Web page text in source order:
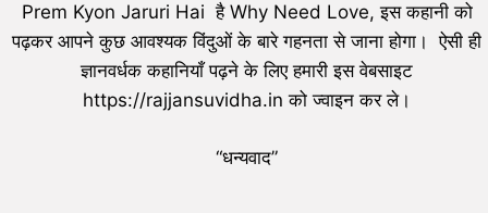
Prem Kyon Jaruri Hai है Why Need Love, इस कहानी को
पढ़कर आपने कुछ आवश्यक विंदुओं के बारे गहनता से जाना होगा। ऐसी ही
ज्ञानवर्धक कहानियाँ पढ़ने के लिए हमारी इस वेबसाइट
https://rajjansuvidha.in को ज्वाइन कर ले।
“धन्यवाद”